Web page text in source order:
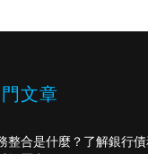
文章
整合是什麼？了解銀行